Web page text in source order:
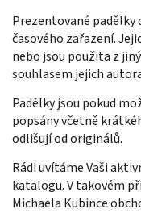
Prezentované padělky
časového zařazení.
nebo jsou použita z
souhlasem jejich
Padělky jsou pokud
popsány včetně
odlišují od originálů.
Rádi uvítáme Vaši
katalogu. V takovém
Michaela Kubince